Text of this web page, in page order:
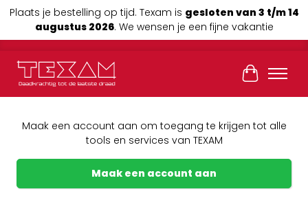
Plaats je bestelling op tijd. Texam is gesloten van 3 t/m 14
augustus 2026. We wensen je een fijne vakantie
Maak een account aan om toegang te krijgen tot alle
tools en services van TEXAM
Maak een account aan